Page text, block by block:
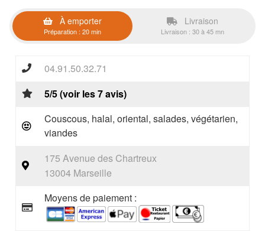
À emporter
Préparation : 20 min
Livraison
Livraison : 30 à 45 mn
04.91.50.32.71
5/5 (voir les 7 avis)
Couscous, halal, oriental, salades, végétarien,
viandes
175 Avenue des Chartreux
13004 Marseille
Moyens de paiement :